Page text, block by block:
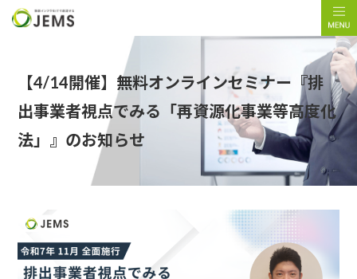
【4/14開催】無料オンラインセミナー『排
出事業者視点でみる「再資源化事業等高度化
法」』のお知らせ